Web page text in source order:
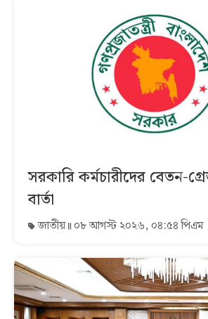
সরকারি কর্মচারীদের বেতন-
বার্তা
জাতীয় ০৮ আগস্ট ২০২৬, ০৪:৫৪ পিএম